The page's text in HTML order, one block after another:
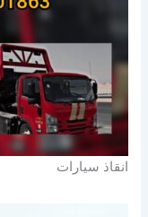
انقاذ سيارات